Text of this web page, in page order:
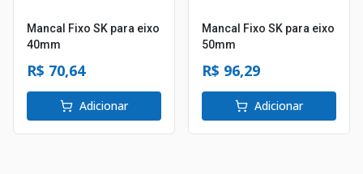
Mancal Fixo SK para eixo
40mm
R$ 70,64
Adicionar
Mancal Fixo SK para eixo
50mm
R$ 96,29
Adicionar